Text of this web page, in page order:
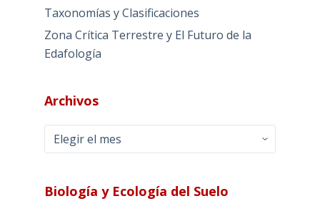
Taxonomías y Clasificaciones
Zona Crítica Terrestre y El Futuro de la
Edafología
Archivos
Archivos
Biología y Ecología del Suelo